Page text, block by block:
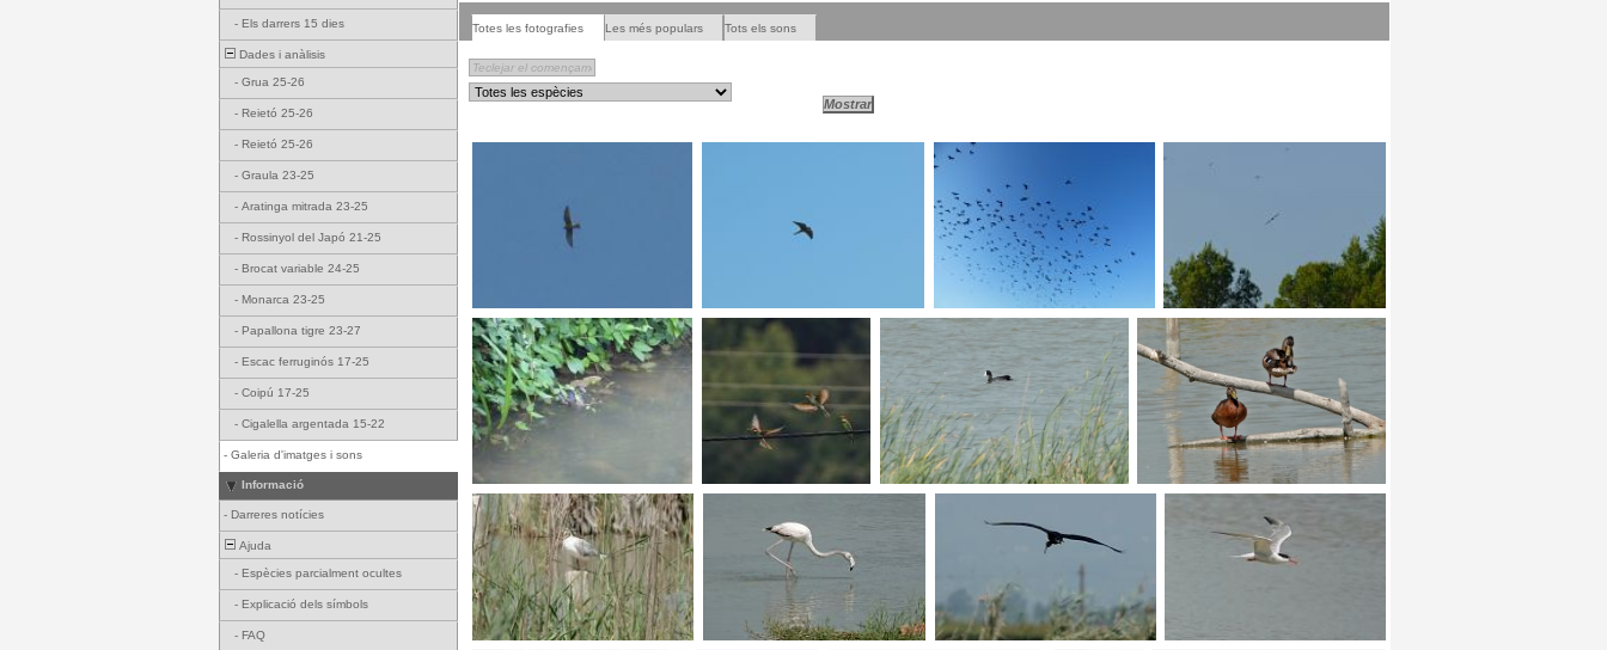
- Els darrers 15 dies
Dades i anàlisis
- Grua 25-26
- Reietó 25-26
- Reietó 25-26
- Graula 23-25
- Aratinga mitrada 23-25
- Rossinyol del Japó 21-25
- Brocat variable 24-25
- Monarca 23-25
- Papallona tigre 23-27
- Escac ferruginós 17-25
- Coipú 17-25
- Cigalella argentada 15-22
- Galeria d'imatges i sons
Informació
- Darreres notícies
Ajuda
- Espècies parcialment ocultes
- Explicació dels símbols
- FAQ
Totes les fotografies Les més populars Tots els sons